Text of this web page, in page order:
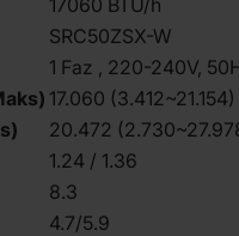
SRC50ZSX-W
1 Faz , 220-240V,
17.060 (3.412~21.154)
20.472
1.24 / 1.36
8.3
4.7/5.9